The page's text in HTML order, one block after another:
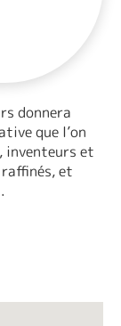
donnera
que l’on
inventeurs et
et